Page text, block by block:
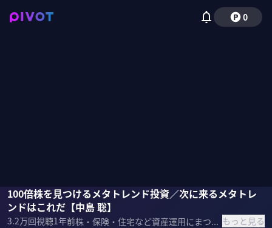
0
100倍株を見つけるメタトレンド投資／次に来るメタトレ
ンドはこれだ【中島 聡】
3.2万回視聴1年前 株・保険・住宅など資産運用にまつわるスキルセットを一流のプロの講義を受けて学ぶMONEY SKILL SETの応用編。今回は「100倍株を見つけるメタトレンド投資」の方法を Apple・NVIDIA・テスラ株など大化け株を見抜いた投資家・中島聡氏に教わる。前編では、カリスマCEOを見分ける方法を解説。 ＜ゲスト＞ 中島 聡（投資家／起業家／エンジニア） もっと見る
中島聡国山ハセン